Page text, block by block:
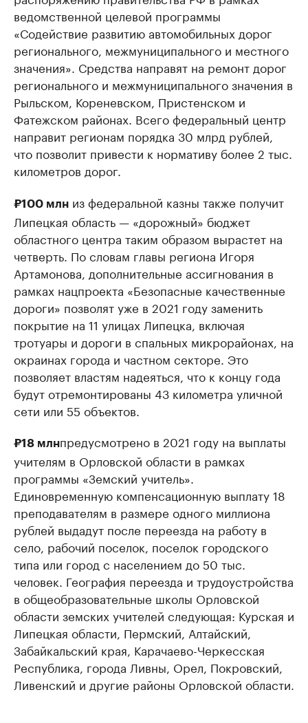
ведомственной целевой программы
«Содействие развитию автомобильных дорог
регионального, межмуниципального и местного
значения». Средства направят на ремонт дорог
регионального и межмуниципального значения в
Рыльском, Кореневском, Пристенском и
Фатежском районах. Всего федеральный центр
направит регионам порядка 30 млрд рублей,
что позволит привести к нормативу более 2 тыс.
километров дорог.
₽100 млн из федеральной казны также получит
Липецкая область — «дорожный» бюджет
областного центра таким образом вырастет на
четверть. По словам главы региона Игоря
Артамонова, дополнительные ассигнования в
рамках нацпроекта «Безопасные качественные
дороги» позволят уже в 2021 году заменить
покрытие на 11 улицах Липецка, включая
тротуары и дороги в спальных микрорайонах, на
окраинах города и частном секторе. Это
позволяет властям надеяться, что к концу года
будут отремонтированы 43 километра уличной
сети или 55 объектов.
₽18 млнпредусмотрено в 2021 году на выплаты
учителям в Орловской области в рамках
программы «Земский учитель».
Единовременную компенсационную выплату 18
преподавателям в размере одного миллиона
рублей выдадут после переезда на работу в
село, рабочий поселок, поселок городского
типа или город с населением до 50 тыс.
человек. География переезда и трудоустройства
в общеобразовательные школы Орловской
области земских учителей следующая: Курская и
Липецкая области, Пермский, Алтайский,
Забайкальский края, Карачаево-Черкесская
Республика, города Ливны, Орел, Покровский,
Ливенский и другие районы Орловской области.